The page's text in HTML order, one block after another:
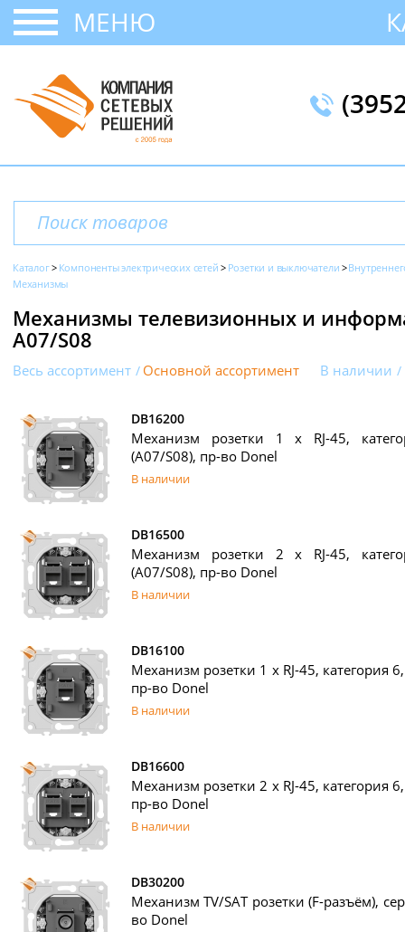
МЕНЮ
Каталог Компоненты электрических сетей Розетки и выключатели
Механизмы
Механизмы телевизионных и
A07/S08
Весь ассортимент Основной ассортимент В наличии
DB16200
Механизм розетки 1 x RJ-45,
(A07/S08), пр-во Donel
В наличии
DB16500
Механизм розетки 2 x RJ-45,
(A07/S08), пр-во Donel
В наличии
DB16100
Механизм розетки 1 x RJ-45, категория
пр-во Donel
В наличии
DB16600
Механизм розетки 2 x RJ-45, категория
пр-во Donel
В наличии
DB30200
Механизм TV/SAT розетки (F-разъём),
во Donel